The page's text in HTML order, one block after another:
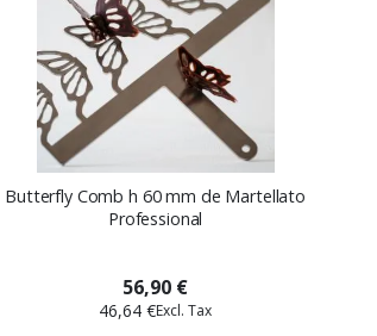
Butterfly Comb h 60 mm de Martellato
Professional
56,90 €
46,64 €